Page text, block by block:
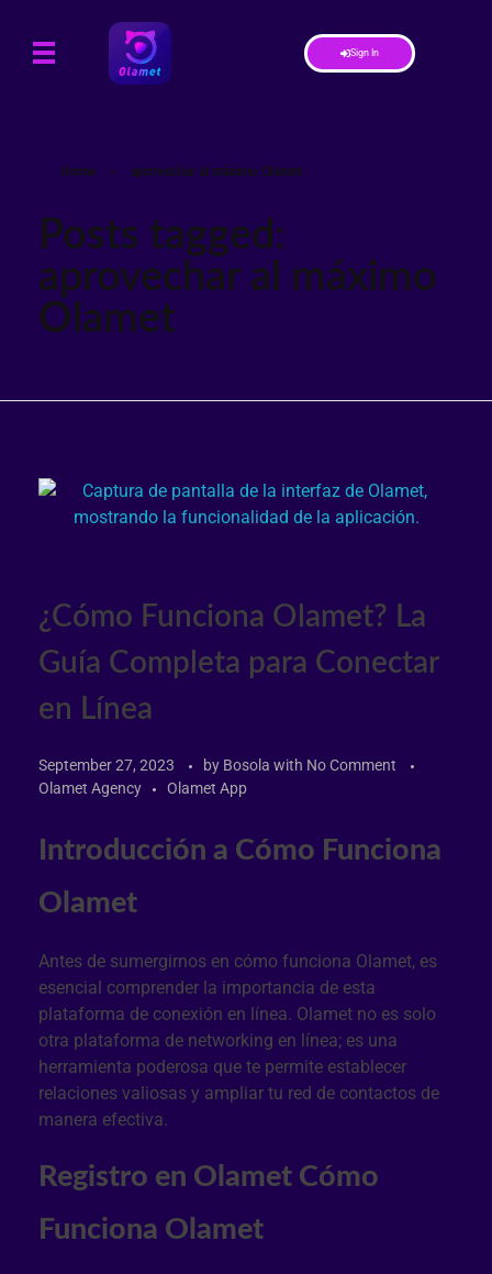
Sign In
Home » aprovechar al máximo Olamet
Posts tagged:
aprovechar al máximo
Olamet
¿Cómo Funciona Olamet? La
Guía Completa para Conectar
en Línea
September 27, 2023 by Bosola with No Comment
Olamet Agency
Olamet App
Introducción a Cómo Funciona
Olamet
Antes de sumergirnos en cómo funciona Olamet, es
esencial comprender la importancia de esta
plataforma de conexión en línea. Olamet no es solo
otra plataforma de networking en línea; es una
herramienta poderosa que te permite establecer
relaciones valiosas y ampliar tu red de contactos de
manera efectiva.
Registro en Olamet Cómo
Funciona Olamet